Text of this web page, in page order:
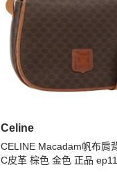
Celine
CELINE Macadam帆布肩
C皮革 棕色 金色 正品